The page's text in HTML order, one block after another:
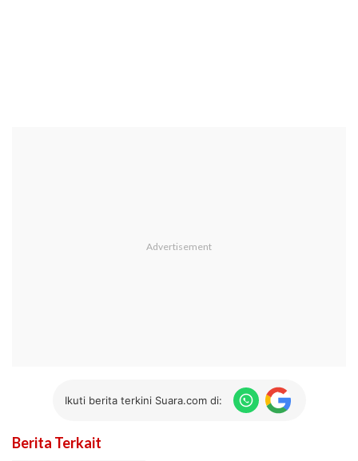
Ikuti berita terkini Suara.com di:
Berita Terkait